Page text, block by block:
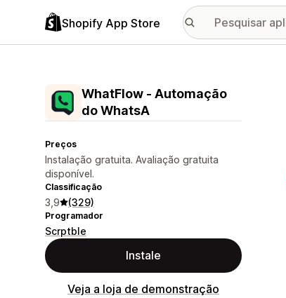
Shopify App Store
WhatFlow ‑ Automação
do WhatsA
Preços
Instalação gratuita. Avaliação gratuita
disponível.
Classificação
3,9 (329)
Programador
Scrptble
Instale
Veja a loja de demonstração